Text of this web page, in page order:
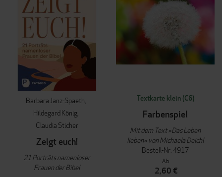
Barbara Janz-Spaeth
Hildegard König
Claudia Sticher
Zeigt euch!
21 Porträts namenloser
Frauen der Bibel
Textkarte klein (C6)
Farbenspiel
Mit dem Text »Das Leben
lieben« von Michaela Deichl
Bestell-Nr: 4917
Ab
2,60 €